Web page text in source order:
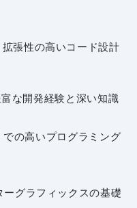
張性の高いコード設計
な開発経験と深い知識
の高いプログラミング
グラフィックスの基礎